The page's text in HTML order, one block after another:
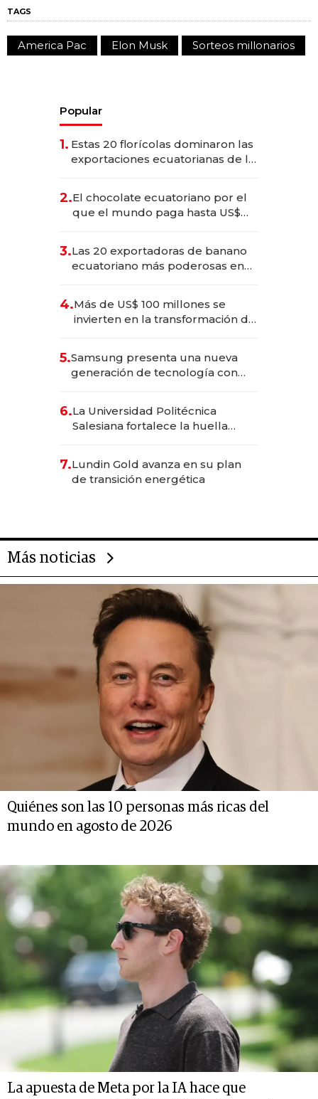
TAGS
America Pac Elon Musk Sorteos millonarios
Popular
1. Estas 20 florícolas dominaron las
exportaciones ecuatorianas de la
2.El chocolate ecuatoriano por el
que el mundo paga hasta US$
3.Las 20 exportadoras de banano
ecuatoriano más poderosas en
4.Más de US$ 100 millones se
invierten en la transformación de
5.Samsung presenta una nueva
generación de tecnología con
6.La Universidad Politécnica
Salesiana fortalece la huella
7.Lundin Gold avanza en su plan
de transición energética
Más noticias
Quiénes son las 10 personas más ricas del
mundo en agosto de 2026
La apuesta de Meta por la IA hace que